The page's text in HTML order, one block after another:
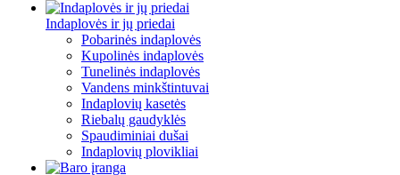
Indaplovės ir jų priedai
Pobarinės indaplovės
Kupolinės indaplovės
Tunelinės indaplovės
Vandens minkštintuvai
Indaplovių kasetės
Riebalų gaudyklės
Spaudiminiai dušai
Indaplovių plovikliai